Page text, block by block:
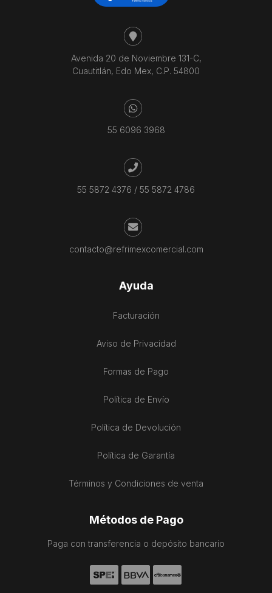
Avenida 20 de Noviembre 131-C,
Cuautitlán, Edo Mex, C.P. 54800
55 6096 3968
55 5872 4376 / 55 5872 4786
contacto@refrimexcomercial.com
Ayuda
Facturación
Aviso de Privacidad
Formas de Pago
Política de Envío
Política de Devolución
Política de Garantía
Términos y Condiciones de venta
Métodos de Pago
Paga con transferencia o depósito bancario